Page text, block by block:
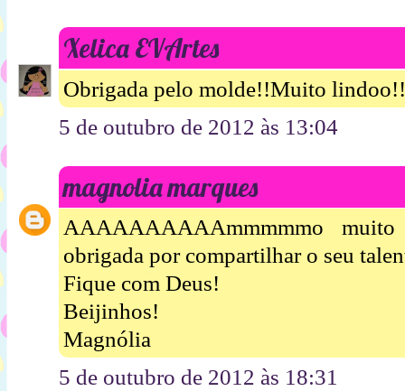
Xelica EVArtes
Obrigada pelo molde!!Muito
5 de outubro de 2012 às 13:04
magnolia marques
AAAAAAAAAAmmmmmo
obrigada por compartilhar o seu
Fique com Deus!
Beijinhos!
Magnólia
5 de outubro de 2012 às 18:31